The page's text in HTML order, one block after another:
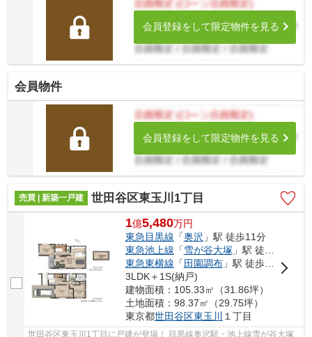
会員登録をして限定物件を見る
会員物件
会員登録をして限定物件を見る
売買 | 新築一戸建 世田谷区東玉川1丁目
1億5,480万円
東急目黒線 「奥沢 」駅 徒歩11分
東急池上線 「雪が谷大塚 」駅 徒歩11分
東急東横線 「 田園調布」駅 徒歩13分
3LDK＋1S(納戸)
建物面積：105.33㎡（31.86坪）
土地面積：98.37㎡（29.75坪）
東京都世田谷区東玉川 １丁目
世田谷区東玉川1丁目に戸建が登場！ 目黒線奥沢駅・池上線雪が谷大塚